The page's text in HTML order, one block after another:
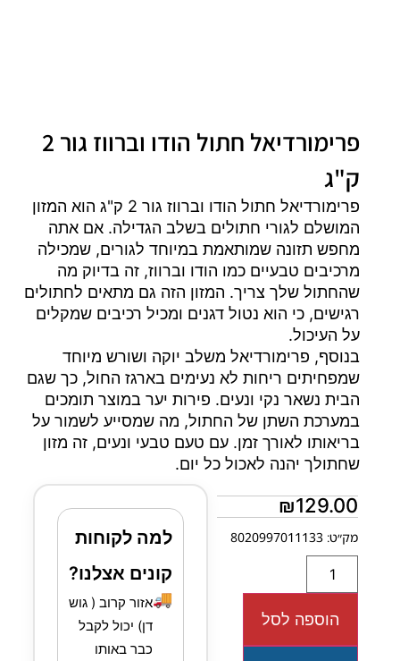
פרימורדיאל חתול הודו וברווז גור 2
ק"ג
פרימורדיאל חתול הודו וברווז גור 2 ק"ג הוא המזון
המושלם לגורי חתולים בשלב הגדילה. אם אתה
מחפש תזונה שמותאמת במיוחד לגורים, שמכילה
מרכיבים טבעיים כמו הודו וברווז, זה בדיוק מה
שהחתול שלך צריך. המזון הזה גם מתאים לחתולים
רגישים, כי הוא נטול דגנים ומכיל רכיבים שמקלים
על העיכול.
בנוסף, פרימורדיאל משלב יוקה ושורש מיוחד
שמפחיתים ריחות לא נעימים בארגז החול, כך שגם
הבית נשאר נקי ונעים. פירות יער במוצר תומכים
במערכת השתן של החתול, מה שמסייע לשמור על
בריאותו לאורך זמן. עם טעם טבעי ונעים, זה מזון
שחתולך יהנה לאכול כל יום.
₪129.00
מק״ט: 8020997011133
הוספה לסל
למה לקוחות
קונים אצלנו?
🚚אזור קרוב ( גוש
דן) יכול לקבל
כבר באותו